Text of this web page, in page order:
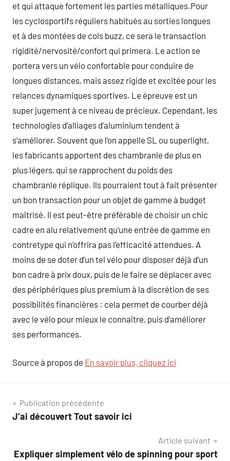
et qui attaque fortement les parties métalliques.Pour
les cyclosportifs réguliers habitués au sorties longues
et à des montées de cols buzz, ce sera le transaction
rigidité/nervosité/confort qui primera. Le action se
portera vers un vélo confortable pour conduire de
longues distances, mais assez rigide et excitée pour les
relances dynamiques sportives. Le épreuve est un
super jugement à ce niveau de précieux. Cependant, les
technologies d’alliages d’aluminium tendent à
s’améliorer. Souvent que l’on appelle SL ou superlight,
les fabricants apportent des chambranle de plus en
plus légers, qui se rapprochent du poids des
chambranle réplique. Ils pourraient tout à fait présenter
un bon transaction pour un objet de gamme à budget
maîtrisé. Il est peut-être préférable de choisir un chic
cadre en alu relativement qu’une entrée de gamme en
contretype qui n’offrira pas l’efficacité attendues. A
moins de se doter d’un tel vélo pour disposer déjà d’un
bon cadre à prix doux, puis de le faire se déplacer avec
des périphériques plus premium à la discrétion de ses
possibilités financières : cela permet de courber déjà
avec le vélo pour mieux le connaître, puis d’améliorer
ses performances.
Source à propos de En savoir plus, cliquez ici
Navigation
de
Publication précédente
J’ai découvert Tout savoir ici
Article suivant
Expliquer simplement vélo de spinning pour sport